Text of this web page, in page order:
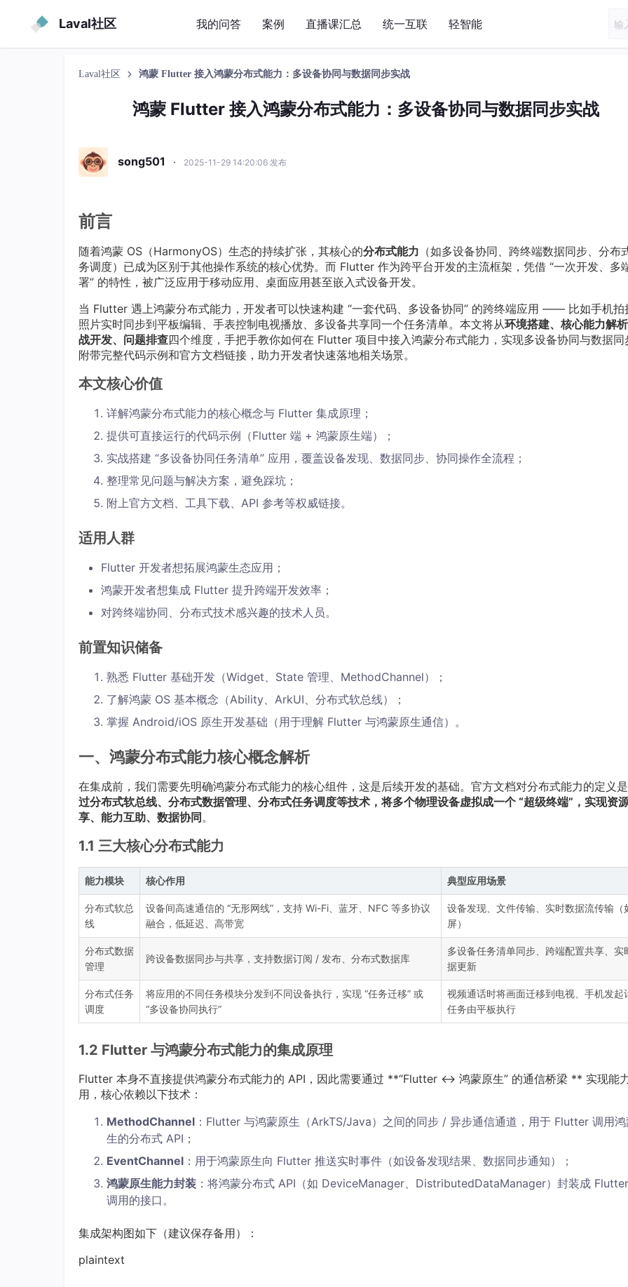
Laval社区 我的问答 案例 直播课汇总 统一互联 轻智能
Laval社区 鸿蒙 Flutter 接入鸿蒙分布式能力：多设备协同与数据同步实战
鸿蒙 Flutter 接入鸿蒙分布式能力：多设备协同与数据同步实战
song501 · 2025-11-29 14:20:06 发布
前言
随着鸿蒙 OS（HarmonyOS）生态的持续扩张，其核心的分布式能力 （如多设备协同、跨终端数据同步、分布
务调度）已成为区别于其他操作系统的核心优势。而 Flutter 作为跨平台开发的主流框架，凭借 “一次开发、多
署” 的特性，被广泛应用于移动应用、桌面应用甚至嵌入式设备开发。
当 Flutter 遇上鸿蒙分布式能力，开发者可以快速构建 “一套代码、多设备协同” 的跨终端应用 —— 比如手机拍
照片实时同步到平板编辑、手表控制电视播放、多设备共享同一个任务清单。本文将从环境搭建、核心能力解
战开发、问题排查四个维度，手把手教你如何在 Flutter 项目中接入鸿蒙分布式能力，实现多设备协同与数据同
附带完整代码示例和官方文档链接，助力开发者快速落地相关场景。
本文核心价值
详解鸿蒙分布式能力的核心概念与 Flutter 集成原理；
提供可直接运行的代码示例（Flutter 端 + 鸿蒙原生端）；
实战搭建 “多设备协同任务清单” 应用，覆盖设备发现、数据同步、协同操作全流程；
整理常见问题与解决方案，避免踩坑；
附上官方文档、工具下载、API 参考等权威链接。
适用人群
Flutter 开发者想拓展鸿蒙生态应用；
鸿蒙开发者想集成 Flutter 提升跨端开发效率；
对跨终端协同、分布式技术感兴趣的技术人员。
前置知识储备
熟悉 Flutter 基础开发（Widget、State 管理、MethodChannel）；
了解鸿蒙 OS 基本概念（Ability、ArkUI、分布式软总线）；
掌握 Android/iOS 原生开发基础（用于理解 Flutter 与鸿蒙原生通信）。
一、鸿蒙分布式能力核心概念解析
在集成前，我们需要先明确鸿蒙分布式能力的核心组件，这是后续开发的基础。官方文档对分布式能力的定义是
过分布式软总线、分布式数据管理、分布式任务调度等技术，将多个物理设备虚拟成一个 “超级终端”，实现资
享、能力互助、数据协同。
1.1 三大核心分布式能力
能力模块 核心作用 典型应用场景
分布式软总
线
设备间高速通信的 “无形网线”，支持 Wi-Fi、蓝牙、NFC 等多协议
融合，低延迟、高带宽
设备发现、文件传输、实时数据流传输（
屏）
分布式数据
管理
跨设备数据同步与共享，支持数据订阅 / 发布、分布式数据库
多设备任务清单同步、跨端配置共享、实
据更新
分布式任务
调度
将应用的不同任务模块分发到不同设备执行，实现 “任务迁移” 或
“多设备协同执行”
视频通话时将画面迁移到电视、手机发起
任务由平板执行
1.2 Flutter 与鸿蒙分布式能力的集成原理
Flutter 本身不直接提供鸿蒙分布式能力的 API，因此需要通过 **“Flutter ↔ 鸿蒙原生” 的通信桥梁 ** 实现能
用，核心依赖以下技术：
MethodChannel ：Flutter 与鸿蒙原生（ArkTS/Java）之间的同步 / 异步通信通道，用于 Flutter 调用
生的分布式 API；
EventChannel ：用于鸿蒙原生向 Flutter 推送实时事件（如设备发现结果、数据同步通知）；
鸿蒙原生能力封装 ：将鸿蒙分布式 API（如 DeviceManager、DistributedDataManager）封装成
调用的接口。
集成架构图如下（建议保存备用）：
plaintext